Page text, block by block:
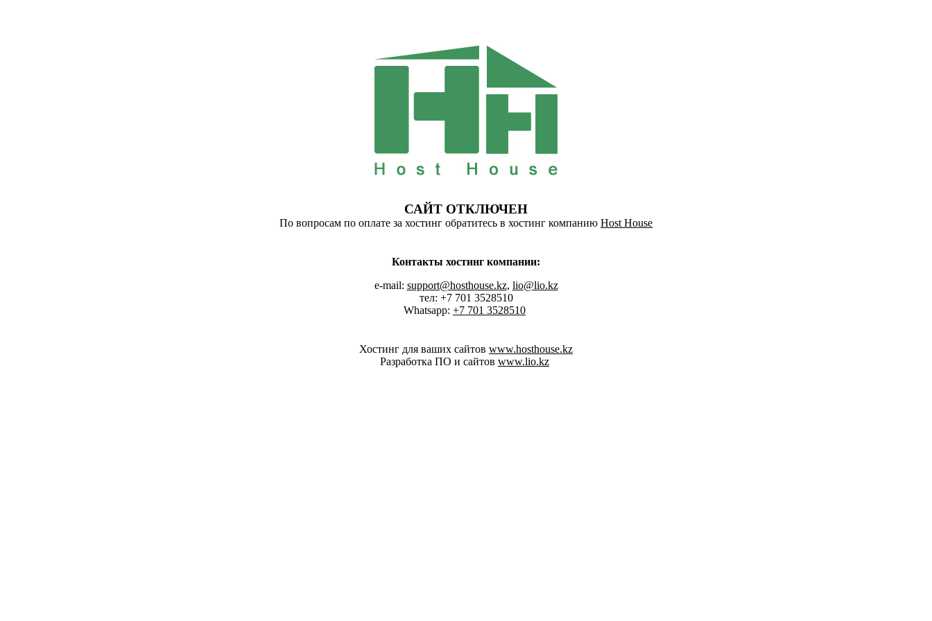
САЙТ ОТКЛЮЧЕН
По вопросам по оплате за хостинг обратитесь в хостинг компанию Host House
Контакты хостинг компании:
e-mail: support@hosthouse.kz, lio@lio.kz
тел: +7 701 3528510
Whatsapp: +7 701 3528510
Хостинг для ваших сайтов www.hosthouse.kz
Разработка ПО и сайтов www.lio.kz